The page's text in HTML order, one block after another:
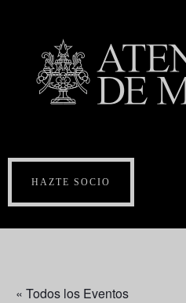
HAZTE SOCIO
« Todos los Eventos